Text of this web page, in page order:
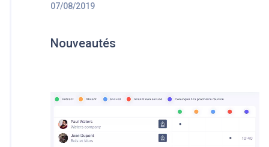
07/08/2019
Nouveautés